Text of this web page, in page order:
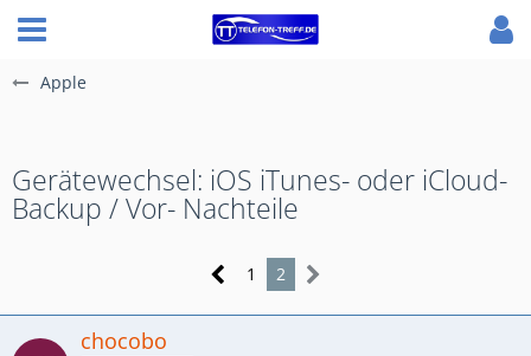
Apple
Gerätewechsel: iOS iTunes- oder iCloud-
Backup / Vor- Nachteile
1 2
chocobo